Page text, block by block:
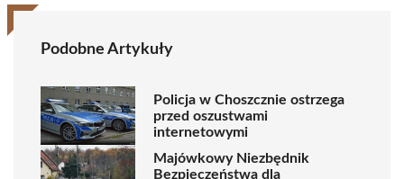
Podobne Artykuły
Policja w Choszcznie ostrzega
przed oszustwami
internetowymi
Majówkowy Niezbędnik
Bezpieczeństwa dla